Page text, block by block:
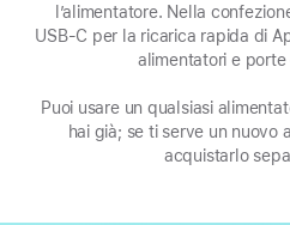
apre
in
finestra)
l’alimentatore. Nella
USB‑C per la ricarica rapida di
alimentatori e porte
Puoi usare un qualsiasi
hai già; se ti serve un nuovo
acquistarlo